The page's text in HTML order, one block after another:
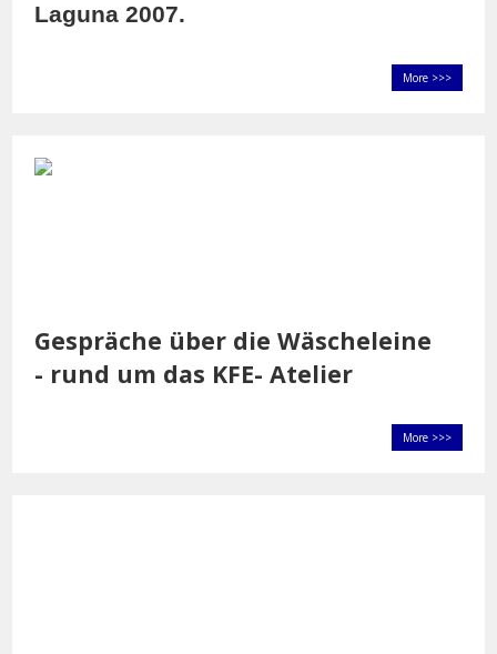
Laguna 2007.
More >>>
Gespräche über die Wäscheleine
- rund um das KFE- Atelier
More >>>